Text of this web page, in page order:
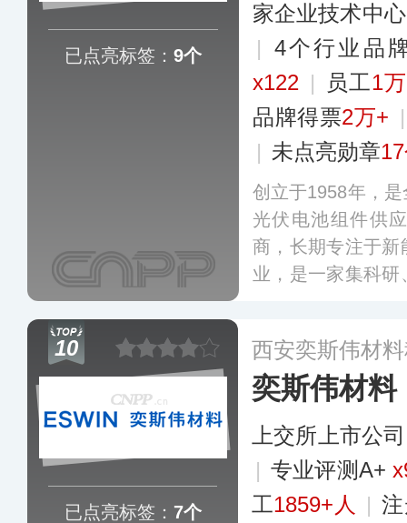
已点亮标签： 9个
家企业技术中心
| 4个行业品
x122 | 员工1
品牌得票2万+
| 未点亮勋章
创立于1958年，
光伏电池组件供
商，长期专注于
业，是一家集科
全球光伏行业硅
制造标杆。更多
10
已点亮标签： 7个
西安奕斯伟材
奕斯伟材料
上交所上市公司
| 专业评测A+
工1859+人 |